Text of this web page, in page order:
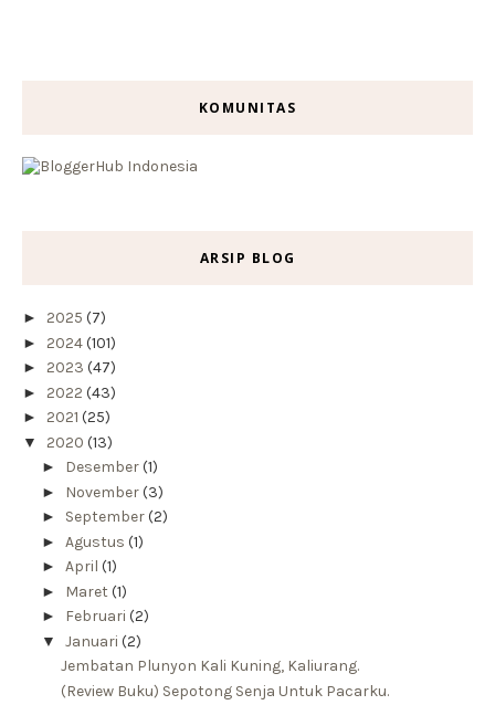
KOMUNITAS
ARSIP BLOG
► 2025 (7)
► 2024(101)
► 2023 (47)
► 2022 (43)
► 2021 (25)
▼ 2020 (13)
► Desember(1)
► November(3)
► September(2)
► Agustus (1)
► April (1)
► Maret (1)
► Februari (2)
▼ Januari (2)
Jembatan Plunyon Kali Kuning, Kaliurang.
(Review Buku) Sepotong Senja Untuk Pacarku.